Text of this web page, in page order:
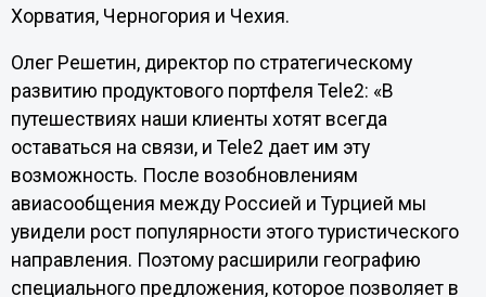
Хорватия, Черногория и Чехия.
Олег Решетин, директор по стратегическому
развитию продуктового портфеля Tele2: «В
путешествиях наши клиенты хотят всегда
оставаться на связи, и Tele2 дает им эту
возможность. После возобновлениям
авиасообщения между Россией и Турцией мы
увидели рост популярности этого туристического
направления. Поэтому расширили географию
специального предложения, которое позволяет в